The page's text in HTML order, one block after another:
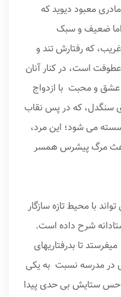
معبود دیوید که
اما ضعیف و سبک
که رفتارش تند و
است، در کنار آنان
و محبت با ازدواج
سنگدل، که در پس نقاب
می­ شود؛ این مرد،
مرگ پیشرس همسر
با محیط تازه سازگار
شرح داده است.
تا بدرفتاری­های
در مدرسه نسبت به یکی
حس ستایش بی حدی پیدا